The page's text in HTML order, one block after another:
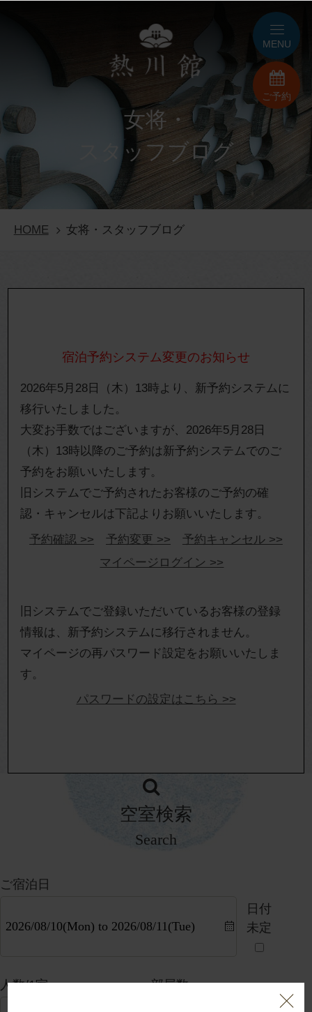
MENU
ご予約
女将・
スタッフブログ
HOME 女将・スタッフブログ
宿泊予約システム変更のお知らせ
2026年5月28日（木）13時より、新予約システムに
移行いたしました。
大変お手数ではございますが、2026年5月28日
（木）13時以降のご予約は新予約システムでのご
予約をお願いいたします。
旧システムでご予約されたお客様のご予約の確
認・キャンセルは下記よりお願いいたします。
予約確認 >>
予約変更 >>
予約キャンセル >>
マイページログイン >>
旧システムでご登録いただいているお客様の登録
情報は、新予約システムに移行されません。
マイページの再パスワード設定をお願いいたしま
す。
パスワードの設定はこちら >>
空室検索
Search
ご宿泊日
日付
未定
人数/1室 部屋数